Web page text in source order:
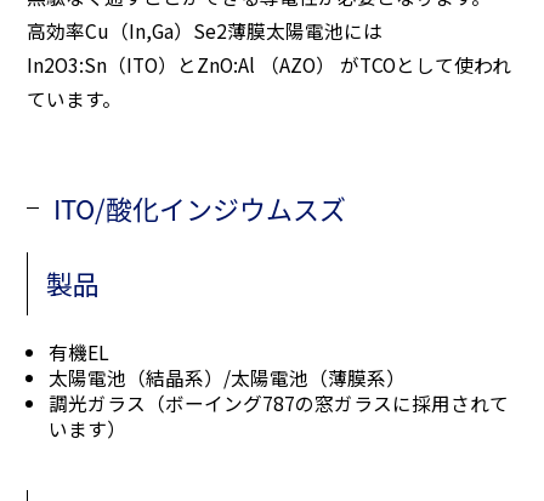
高効率Cu（In,Ga）Se2薄膜太陽電池には
In2O3:Sn（ITO）とZnO:Al （AZO） がTCOとして使われ
ています。
ITO/酸化インジウムスズ
製品
有機EL
太陽電池（結晶系）/太陽電池（薄膜系）
調光ガラス（ボーイング787の窓ガラスに採用されて
います）